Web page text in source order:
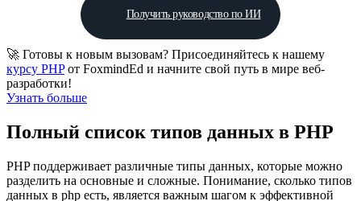
Получить руководство по ИИ
🚀 Готовы к новым вызовам? Присоединяйтесь к нашему
курсу PHPот FoxmindEd и начните свой путь в мире веб-
разработки!
Узнать больше
Полный список типов данных в PHP
PHP поддерживает различные типы данных, которые можно
разделить на основные и сложные. Понимание, сколько типов
данных в php есть, является важным шагом к эффективной